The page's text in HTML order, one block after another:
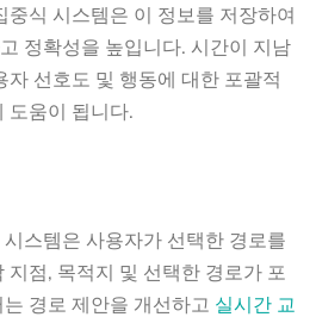
중식 시스템은 이 정보를 저장하여
정확성을 높입니다. 시간이 지남
자 선호도 및 행동에 대한 포괄적
도움이 됩니다.
스템은 사용자가 선택한 경로를
지점, 목적지 및 선택한 경로가 포
경로 제안을 개선하고 실시간 교